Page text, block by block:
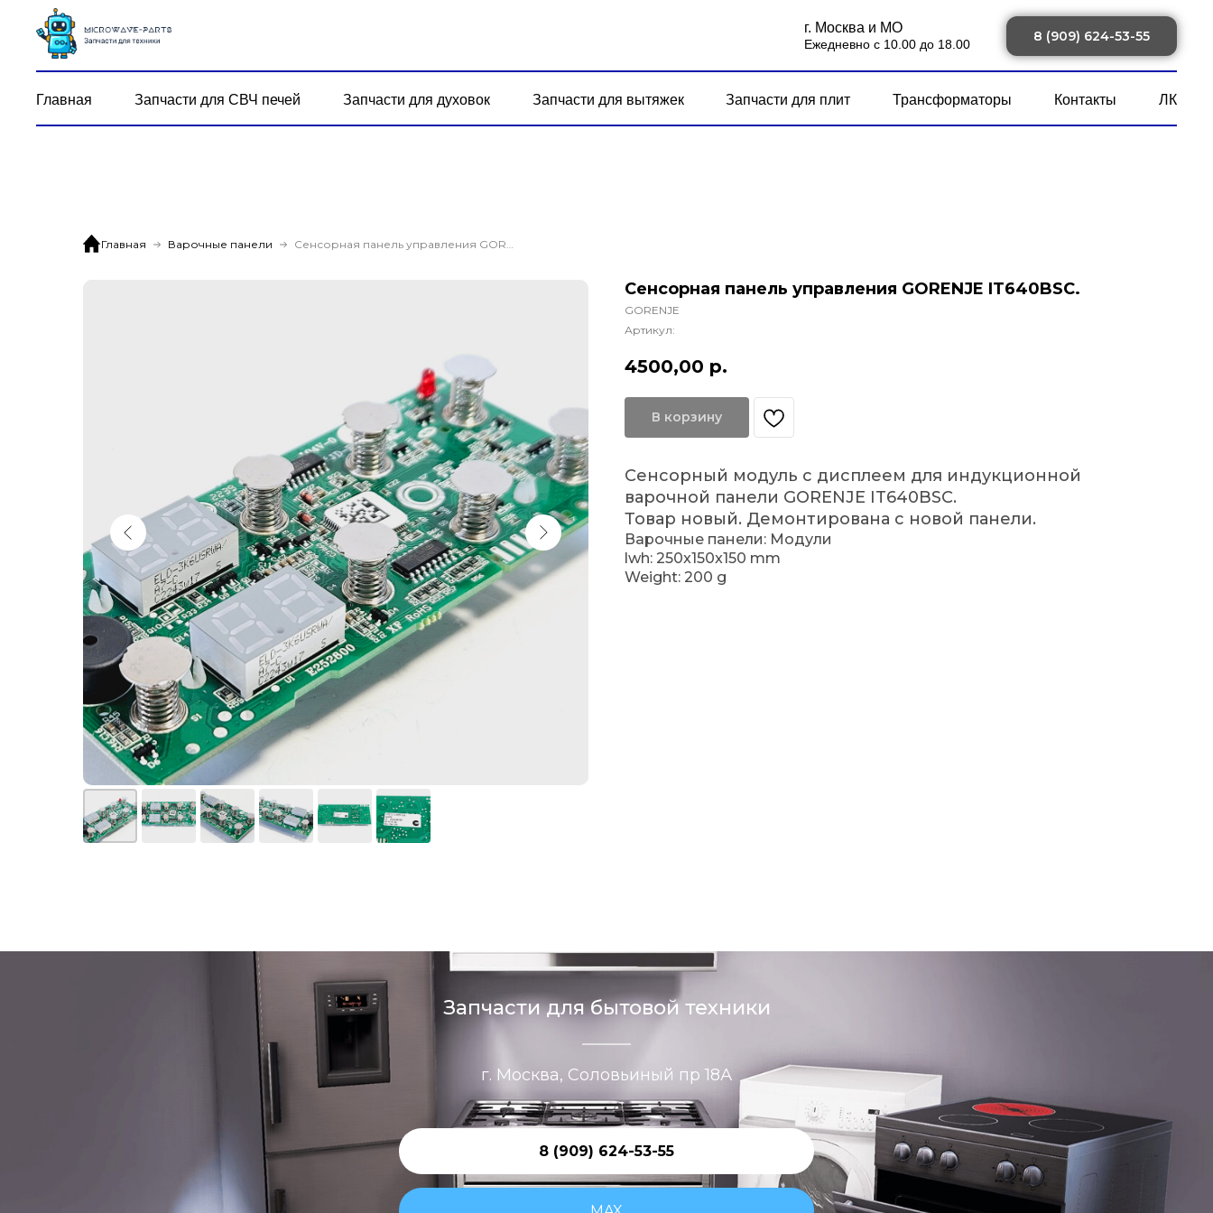
г. Москва и МО
Ежедневно с 10.00 до 18.00
8 (909) 624-53-55
Главная Запчасти для СВЧ печей Запчасти для духовок Запчасти для вытяжек Запчасти для плит Трансформаторы Контакты ЛК
Главная Варочные панели
Сенсорная панель управления GORENJE IT640BSC.
GORENJE
Артикул:
4500,00 р.
В корзину
Сенсорный модуль с дисплеем для индукционной
варочной панели GORENJE IT640BSC.
Товар новый. Демонтирована с новой панели.
Варочные панели: Модули
lwh: 250x150x150 mm
Weight: 200 g
Запчасти для бытовой техники
г. Москва, Соловьиный пр 18А
8 (909) 624-53-55